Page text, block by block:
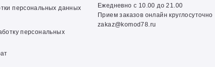
персональных данных
персональных
Ежедневно с 10.00 до 21.00
Прием заказов онлайн круглосуточно
zakaz@komod78.ru